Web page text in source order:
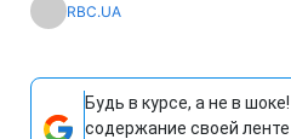
RBC.UA
Будь в курсе, а не в
содержание своей ленте